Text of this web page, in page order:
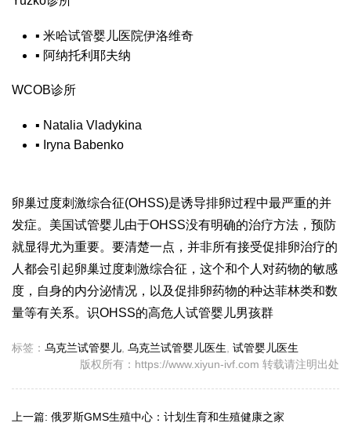
▪ 米哈试管婴儿医院伊洛维奇
▪ 阿纳托利耶夫纳
WCOB诊所
▪ Natalia Vladykina
▪ Iryna Babenko
卵巢过度刺激综合征(OHSS)是诱导排卵过程中最严重的并
发症。美国试管婴儿由于OHSS没有明确的治疗方法，预防
就显得尤为重要。要清楚一点，并非所有接受促排卵治疗的
人都会引起卵巢过度刺激综合征，这个和个人对药物的敏感
度，自身的内分泌情况，以及促排卵药物的种达菲林类和数
量等有关系。识OHSS的高危人 试管婴儿男孩群
标签： 乌克兰试管婴儿, 乌克兰试管婴儿医生, 试管婴儿医生
版权所有：https://www.xiyun-ivf.com 转载请注明出处
上一篇: 俄罗斯GMS生殖中心：计划生育和生殖健康之家